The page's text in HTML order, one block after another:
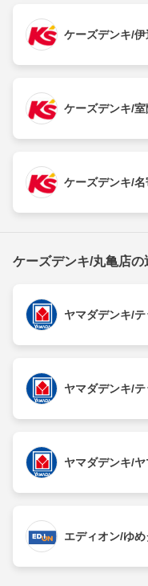
ケーズデンキ/
ケーズデンキ/
ケーズデンキ/名
ケーズデンキ/丸亀店の
ヤマダデンキ/
ヤマダデンキ/
ヤマダデンキ/
エディオン/ゆ